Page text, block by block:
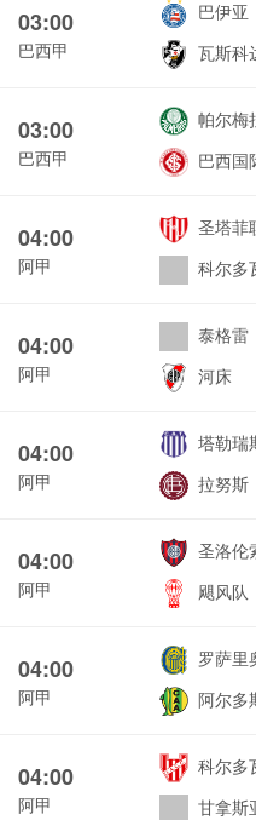
03:00
巴西甲
巴伊亚
瓦斯科
03:00
巴西甲
帕尔梅
巴西国
04:00
阿甲
圣塔菲
科尔多
04:00
阿甲
泰格雷
河床
04:00
阿甲
塔勒瑞
拉努斯
04:00
阿甲
圣洛伦
飓风队
04:00
阿甲
罗萨里
阿尔多
04:00
阿甲
科尔多
甘拿斯